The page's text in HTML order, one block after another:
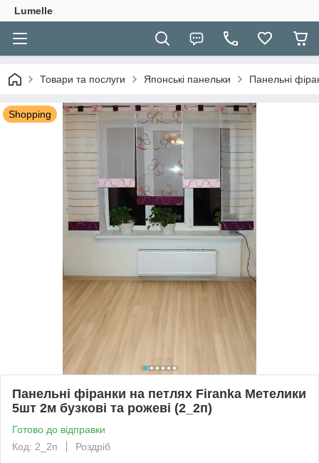
Lumelle
Товари та послуги Японські панельки Панельні
Shopping
Панельні фіранки на петлях Firanka Метелики
5шт 2м бузкові та рожеві (2_2п)
Готово до відправки
Код: 2_2п
Роздріб